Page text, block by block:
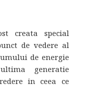
creata special
de vedere al
de energie
generatie
in ceea ce